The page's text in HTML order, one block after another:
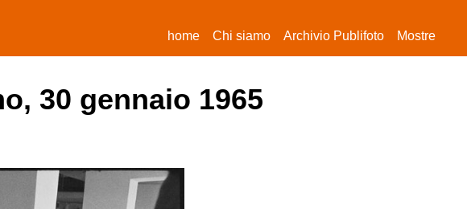
home(current)
Chi siamo Archivio Publifoto Mostre
30 gennaio 1965